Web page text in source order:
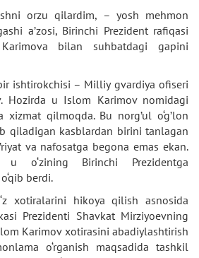
orzu qilardim, – yosh mehmon
a’zosi, Birinchi Prezident rafiqasi
bilan suhbatdagi gapini
ishtirokchisi – Milliy gvardiya ofiseri
Hozirda u Islom Karimov nomidagi
qilmoqda. Bu norg’ul o‘g’lon
qiladigan kasblardan birini tanlagan
va nafosatga begona emas ekan.
u o‘zining Birinchi Prezidentga
berdi.
xotiralarini hikoya qilish asnosida
Prezidenti Shavkat Mirziyoevning
Karimov xotirasini abadiylashtirish
o‘rganish maqsadida tashkil